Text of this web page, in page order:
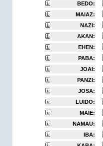
BEDO:
MAIAZ:
NAZI:
AKAN:
EHEN:
PABA:
JOAI:
PANZI:
JOSA:
LUIDO:
MAIE:
NAMAU:
IBA: